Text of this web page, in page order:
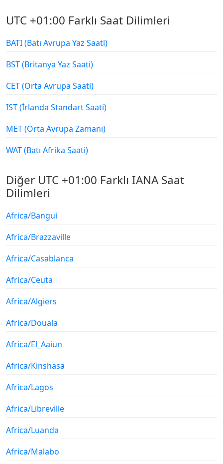
UTC +01:00 Farklı Saat Dilimleri
BATI (Batı Avrupa Yaz Saati)
BST (Britanya Yaz Saati)
CET (Orta Avrupa Saati)
IST (İrlanda Standart Saati)
MET (Orta Avrupa Zamanı)
WAT (Batı Afrika Saati)
Diğer UTC +01:00 Farklı IANA Saat
Dilimleri
Africa/Bangui
Africa/Brazzaville
Africa/Casablanca
Africa/Ceuta
Africa/Algiers
Africa/Douala
Africa/El_Aaiun
Africa/Kinshasa
Africa/Lagos
Africa/Libreville
Africa/Luanda
Africa/Malabo